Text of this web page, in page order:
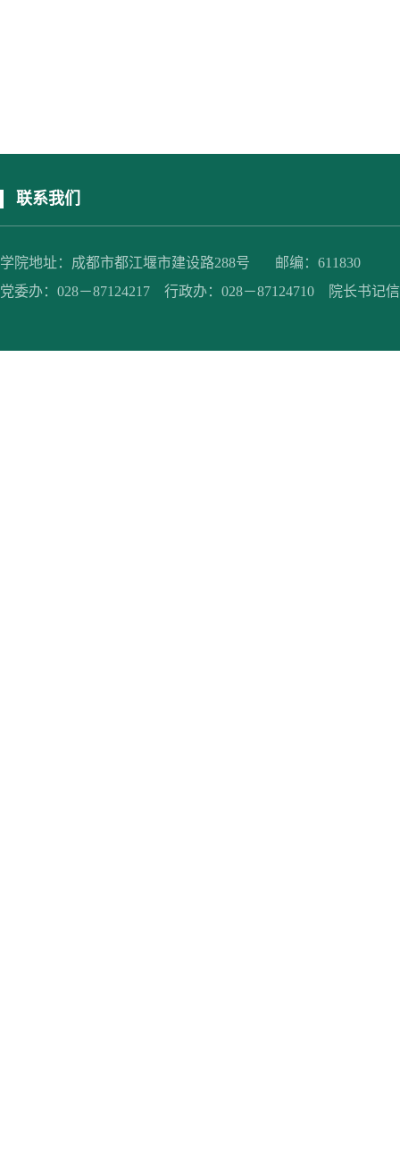
联系我们
学院地址：成都市都江堰市建设路288号 邮编：611830
党委办：028－87124217 行政办：028－87124710 院长书记信